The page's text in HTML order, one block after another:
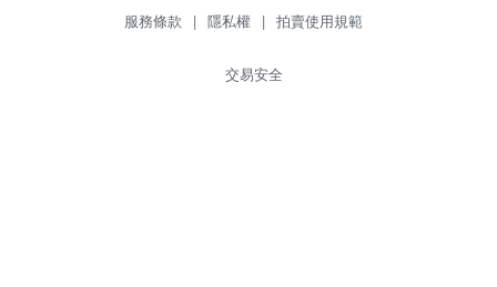
服務條款 | 隱私權 | 拍賣使用規範
交易安全